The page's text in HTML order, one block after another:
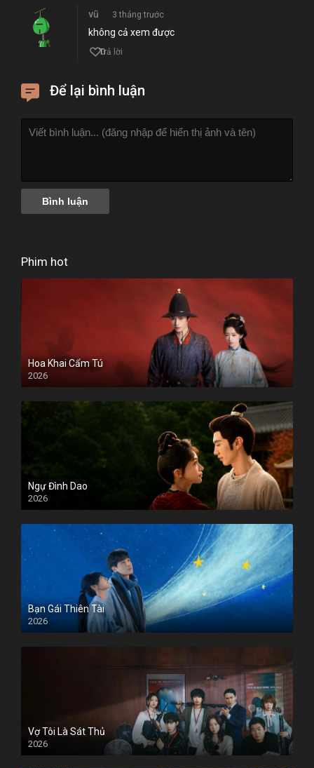
vũ 3 tháng trước
không cả xem được
0
Trả lời
Để lại bình luận
Phim hot
Hoa Khai Cẩm Tú
2026
Ngự Đình Dao
2026
Bạn Gái Thiên Tài
2026
Vợ Tôi Là Sát Thủ
2026